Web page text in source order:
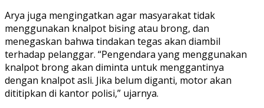
Arya juga mengingatkan agar masyarakat tidak
menggunakan knalpot bising atau brong, dan
menegaskan bahwa tindakan tegas akan diambil
terhadap pelanggar. “Pengendara yang menggunakan
knalpot brong akan diminta untuk menggantinya
dengan knalpot asli. Jika belum diganti, motor akan
dititipkan di kantor polisi,” ujarnya.